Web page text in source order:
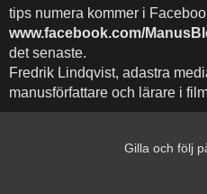
tips numera kommer i
www.facebook.com/
det senaste.
Fredrik Lindqvist, adastra
manusförfattare och lärare i
Gilla och följ